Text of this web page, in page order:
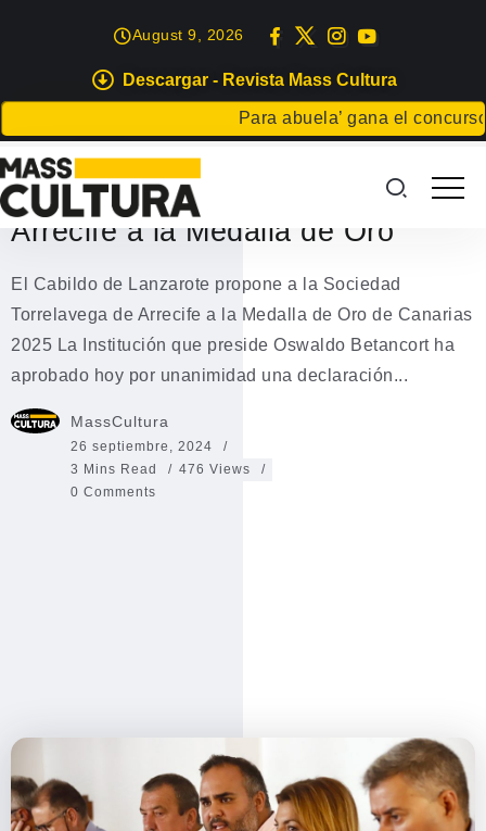
Descargar - Revista Mass Cultura
Para abuela’ gana el concurso
August 9, 2026
EVENTOS
El Cabildo de Lanzarote propone
a la Sociedad Torrelavega de
Arrecife a la Medalla de Oro
El Cabildo de Lanzarote propone a la Sociedad
Torrelavega de Arrecife a la Medalla de Oro de Canarias
2025 La Institución que preside Oswaldo Betancort ha
aprobado hoy por unanimidad una declaración...
MassCultura
26 septiembre, 2024
3 Mins Read
476 Views
0 Comments